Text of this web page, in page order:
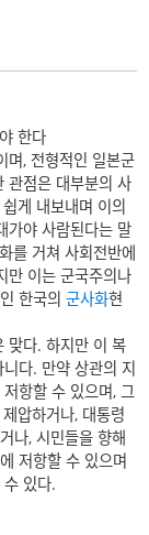
한다
며, 전형적인 일본군
관점은 대부분의 사
게 내보내며 이의
가야 사람된다는 말
를 거쳐 사회전반에
만 이는 군국주의나
한국의군사화현
맞다. 하지만 이 복
다. 만약 상관의 지
항할 수 있으며, 그
압하거나, 대통령
나, 시민들을 향해
저항할 수 있으며
있다.